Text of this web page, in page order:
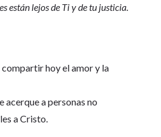
están lejos de Ti y de tu justicia.
compartir hoy el amor y la
acerque a personas no
a Cristo.